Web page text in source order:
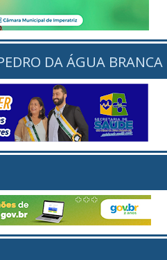
DA ÁGUA BRANCA